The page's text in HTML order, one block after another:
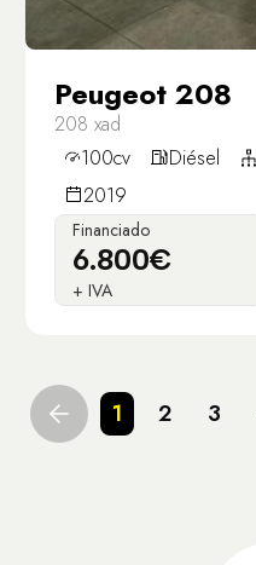
Peugeot 208
208 xad
100cv
Diésel
2019
Financiado
6.800€
+ IVA
1 2 3